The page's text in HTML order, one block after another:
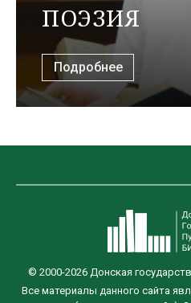
ПОЭЗИЯ
Подробнее
© 2000-2026 Донская
Все материалы данного сайта